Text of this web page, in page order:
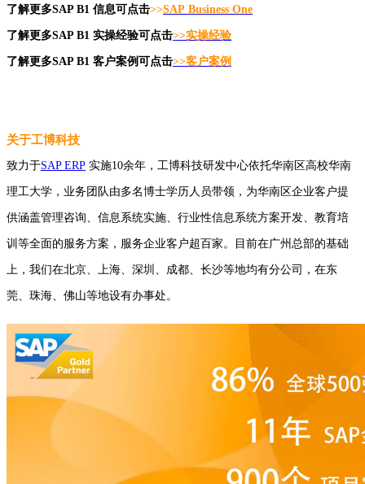
了解更多SAP B1 信息可点击>>SAP Business One
了解更多SAP B1 实操经验可点击>>实操经验
了解更多SAP B1 客户案例可点击>>客户案例
关于工博科技
致力于SAP ERP 实施10余年，工博科技研发中心依托华南区高校华南
理工大学，业务团队由多名博士学历人员带领，为华南区企业客户提
供涵盖管理咨询、信息系统实施、行业性信息系统方案开发、教育培
训等全面的服务方案，服务企业客户超百家。目前在广州总部的基础
上，我们在北京、上海、深圳、成都、长沙等地均有分公司，在东
莞、珠海、佛山等地设有办事处。